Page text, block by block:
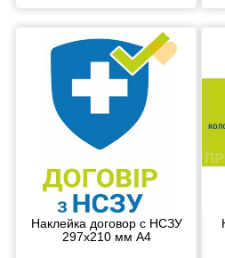
Наклейка договор с НСЗУ
297х210 мм А4